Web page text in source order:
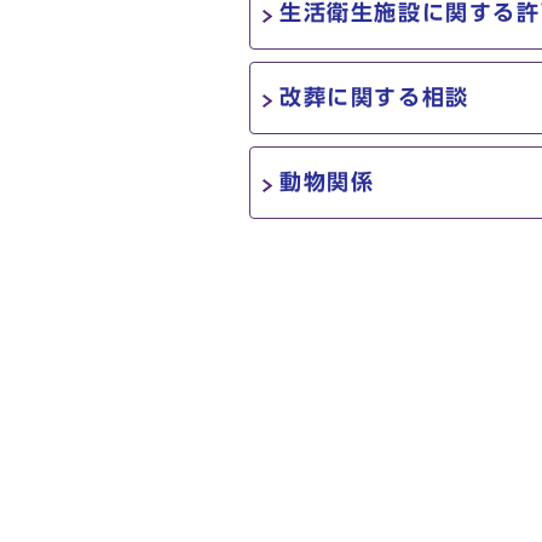
生活衛生施設に関する
改葬に関する相談
動物関係